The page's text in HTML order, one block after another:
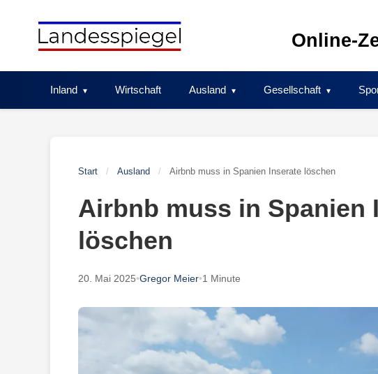
Online-
Inland Wirtschaft Ausland Gesellschaft
Start / Ausland / Airbnb muss in Spanien Inserate löschen
Airbnb muss in Spanien
löschen
20. Mai 2025•Gregor Meier•1 Minute